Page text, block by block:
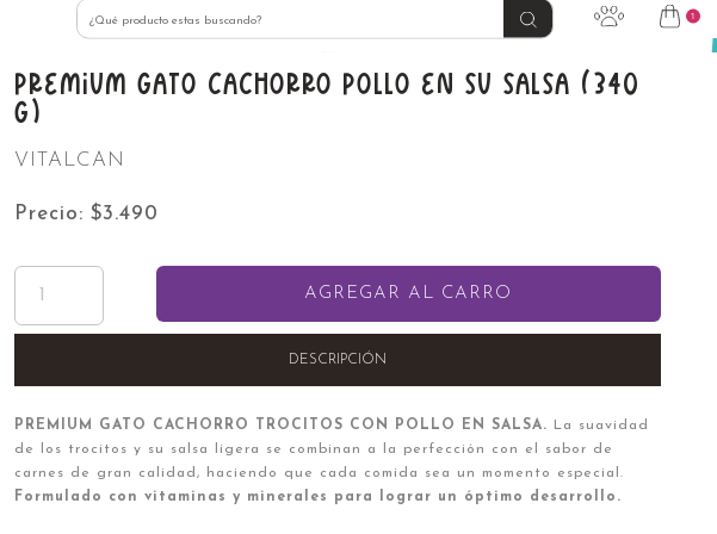
de Aysén
1
PREMIUM GATO CACHORRO POLLO EN SU SALSA (340
G)
VITALCAN
Precio: $3.490
AGREGAR AL CARRO
DESCRIPCIÓN
PREMIUM GATO CACHORRO TROCITOS CON POLLO EN SALSA.
La suavidad
de los trocitos y su salsa ligera se combinan a la perfección con el sabor de
carnes de gran calidad, haciendo que cada comida sea un momento especial.
Formulado con vitaminas y minerales para lograr un óptimo desarrollo.